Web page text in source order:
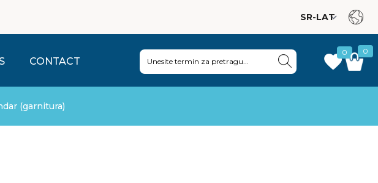
CONTACT
0
|
0
(garnitura)